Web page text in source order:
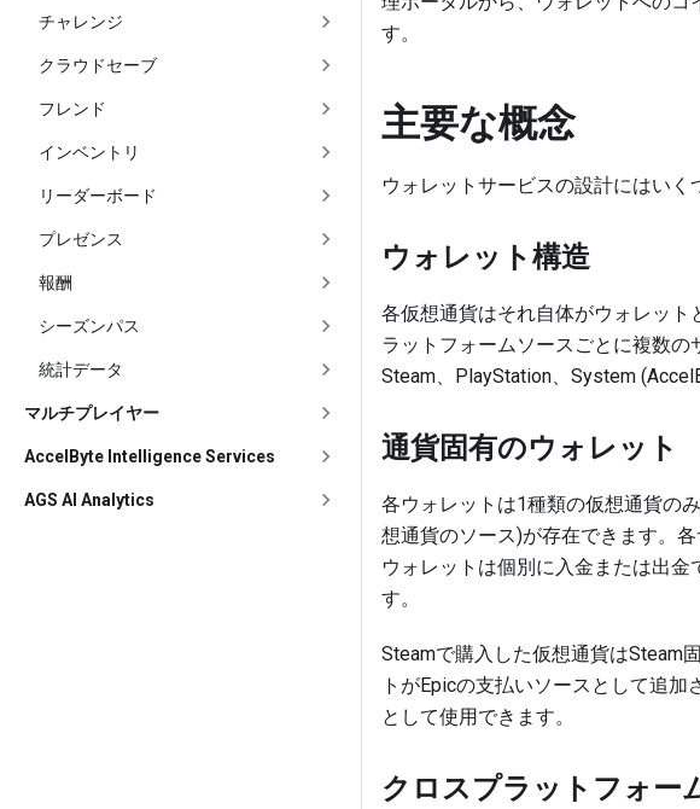
チャレンジ
クラウドセーブ
フレンド
インベントリ
リーダーボード
プレゼンス
報酬
シーズンパス
統計データ
マルチプレイヤー
AccelByte Intelligence Services
AGS AI Analytics
す。
主要な概念
ウォレットサービスの設計にはいく
ウォレット構造
各仮想通貨はそれ自体がウォレッ
ラットフォームソースごとに複数
Steam、PlayStation、System
通貨固有のウォレット
各ウォレットは1種類の仮想通貨の
想通貨のソース)が存在できます。
ウォレットは個別に入金または出
す。
Steamで購入した仮想通貨はSteam
トがEpicの支払いソースとして追
として使用できます。
クロスプラットフォー